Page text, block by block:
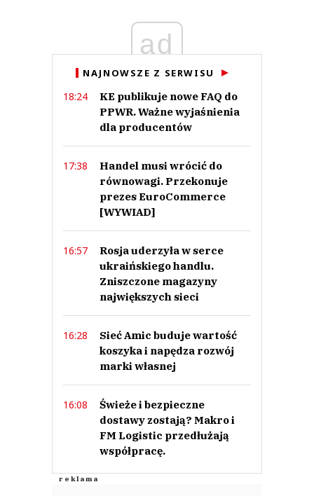
Anuluj
ad
NAJNOWSZE Z SERWISU
18:24
KE publikuje nowe FAQ do
PPWR. Ważne wyjaśnienia
dla producentów
17:38
Handel musi wrócić do
równowagi. Przekonuje
prezes EuroCommerce
[WYWIAD]
16:57
Rosja uderzyła w serce
ukraińskiego handlu.
Zniszczone magazyny
największych sieci
16:28
Sieć Amic buduje wartość
koszyka i napędza rozwój
marki własnej
16:08
Świeże i bezpieczne
dostawy zostają? Makro i
FM Logistic przedłużają
współpracę.